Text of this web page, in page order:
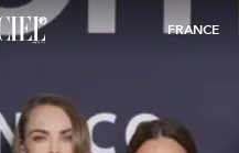
FRANCE